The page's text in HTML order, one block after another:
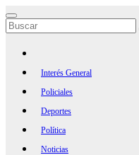
Saltar
al
contenido
Interés General
Policiales
Deportes
Política
Noticias